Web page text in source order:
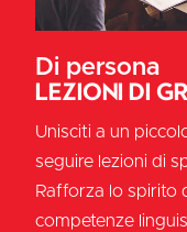
Di persona
Lezioni di
Unisciti a un
seguire lezioni di
Rafforza lo spirito
competenze